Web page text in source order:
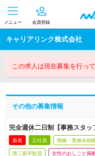
メニュー 会員登録
キャリアリンク株式会社
この求人は現在募集を行って
その他の募集情報
完全週休二日制【事務スタ
新着 正社員 職種・業種未経
第二新卒歓迎 女性のおしごと掲